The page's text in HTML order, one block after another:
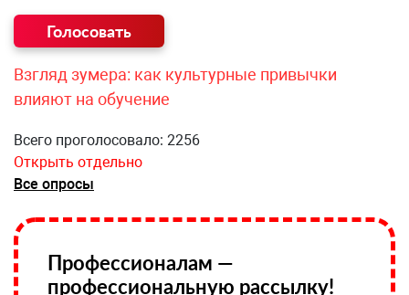
Взгляд зумера: как культурные привычки
влияют на обучение
Всего проголосовало: 2256
Открыть отдельно
Все опросы
Профессионалам —
профессиональную рассылку!